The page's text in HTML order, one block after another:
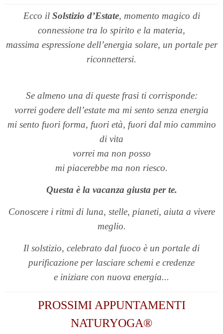
Ecco il Solstizio d’Estate, momento magico di
connessione tra lo spirito e la materia,
massima espressione dell’energia solare, un portale per
riconnettersi.
Se almeno una di queste frasi ti corrisponde:
vorrei godere dell’estate ma mi sento senza energia
mi sento fuori forma, fuori età, fuori dal mio cammino
di vita
vorrei ma non posso
mi piacerebbe ma non riesco.
Questa è la vacanza giusta per te.
Conoscere i ritmi di luna, stelle, pianeti, aiuta a vivere
meglio.
Il solstizio, celebrato dal fuoco è un portale di
purificazione per lasciare schemi e credenze
e iniziare con nuova energia...
PROSSIMI APPUNTAMENTI
NATURYOGA®